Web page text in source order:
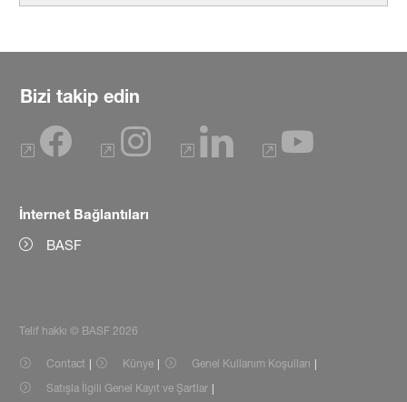
Bizi takip edin
İnternet Bağlantıları
BASF
Telif hakkı © BASF 2026
Contact Künye
Genel Kullanım Koşulları
Satışla İlgili Genel Kayıt ve Şartlar